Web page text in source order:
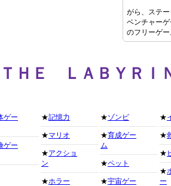
がら、ステ
ベンチャー
のフリーゲ
ＨＥ ＬＡＢＹＲＩ
ゲー
ゲー
★記憶力
★マリオ
★アクショ
ン
★ホラー
★ゾンビ
★育成ゲー
ム
★ペット
★宇宙ゲー
★
★
★
★
ー